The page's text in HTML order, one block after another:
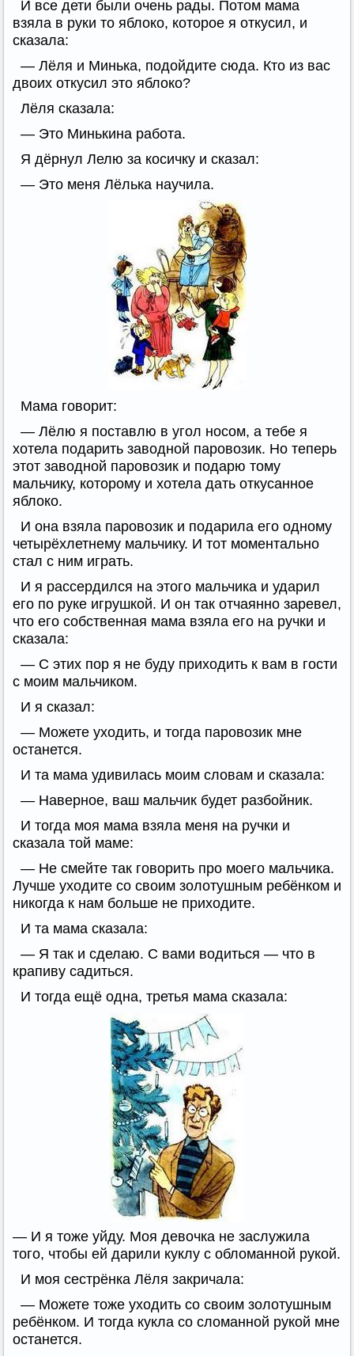
И все дети были очень рады. Потом мама
взяла в руки то яблоко, которое я откусил, и
сказала:
— Лёля и Минька, подойдите сюда. Кто из вас
двоих откусил это яблоко?
Лёля сказала:
— Это Минькина работа.
Я дёрнул Лелю за косичку и сказал:
— Это меня Лёлька научила.
Мама говорит:
— Лёлю я поставлю в угол носом, а тебе я
хотела подарить заводной паровозик. Но теперь
этот заводной паровозик и подарю тому
мальчику, которому и хотела дать откусанное
яблоко.
И она взяла паровозик и подарила его одному
четырёхлетнему мальчику. И тот моментально
стал с ним играть.
И я рассердился на этого мальчика и ударил
его по руке игрушкой. И он так отчаянно заревел,
что его собственная мама взяла его на ручки и
сказала:
— С этих пор я не буду приходить к вам в гости
с моим мальчиком.
И я сказал:
— Можете уходить, и тогда паровозик мне
останется.
И та мама удивилась моим словам и сказала:
— Наверное, ваш мальчик будет разбойник.
И тогда моя мама взяла меня на ручки и
сказала той маме:
— Не смейте так говорить про моего мальчика.
Лучше уходите со своим золотушным ребёнком и
никогда к нам больше не приходите.
И та мама сказала:
— Я так и сделаю. С вами водиться — что в
крапиву садиться.
И тогда ещё одна, третья мама сказала:
— И я тоже уйду. Моя девочка не заслужила
того, чтобы ей дарили куклу с обломанной рукой.
И моя сестрёнка Лёля закричала:
— Можете тоже уходить со своим золотушным
ребёнком. И тогда кукла со сломанной рукой мне
останется.